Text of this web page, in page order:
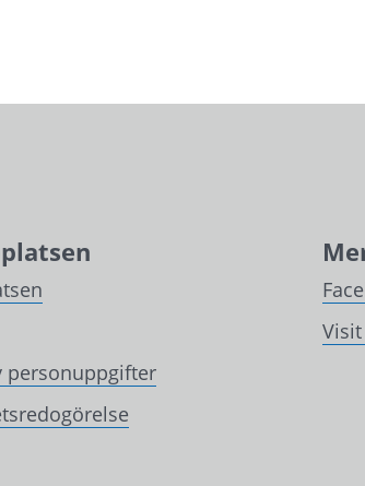
personuppgifter